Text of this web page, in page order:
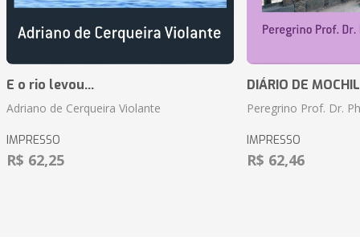
E o rio levou...
Adriano de Cerqueira Violante
IMPRESSO
R$ 62,25
DIÁRIO DE
Peregrino Prof. Dr.
IMPRESSO
R$ 62,46